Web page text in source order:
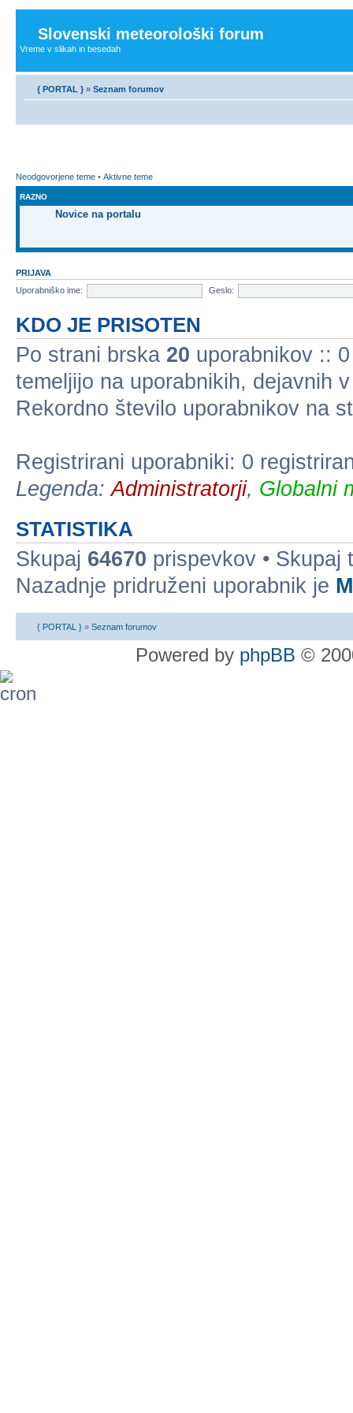
Slovenski meteorološki forum
Vreme v slikah in besedah
{ PORTAL } » Seznam forumov
Neodgovorjene teme • Aktivne teme
RAZNO
Novice na portalu
PRIJAVA
Uporabniško ime:
Geslo:
KDO JE PRISOTEN
Po strani brska 20 uporabnikov ::
temeljijo na uporabnikih, dejavnih
Rekordno število uporabnikov na
Registrirani uporabniki: 0
Legenda:Administratorji, Globalni
STATISTIKA
Skupaj 64670 prispevkov • Skupaj
Nazadnje pridruženi uporabnik je
{ PORTAL } » Seznam forumov
Powered by phpBB ©